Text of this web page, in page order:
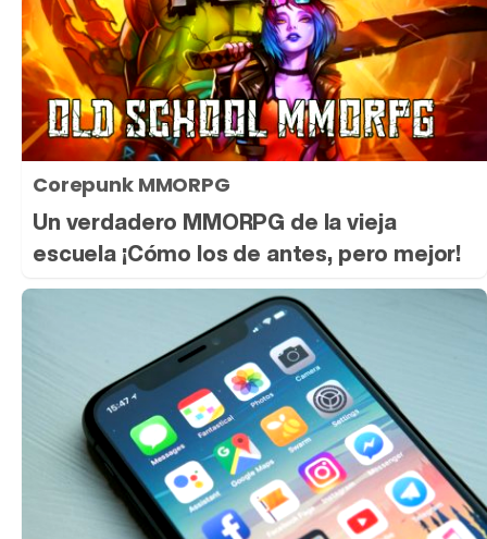
Corepunk MMORPG
Un verdadero MMORPG de la vieja
escuela ¡Cómo los de antes, pero mejor!